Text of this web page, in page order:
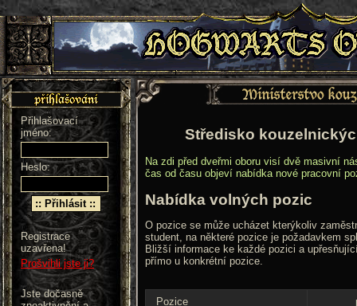
Přihlašovací
jméno:
Heslo:
Registrace
uzavřena!
Prošvihli jste ji?
Jste dočasně
Středisko
Na zdi před dveřmi oboru visí dvě masivní
čas od času objeví nabídka nové pracovní
Nabídka volných pozic
O pozice se může ucházet kterýkoliv
student, na některé pozice je požadavkem
Bližší informace ke každé pozici a
přímo u konkrétní pozice.
Pozice